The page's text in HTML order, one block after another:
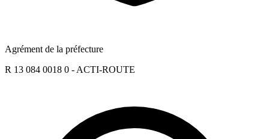
Agrément de la préfecture
R 13 084 0018 0 - ACTI-ROUTE